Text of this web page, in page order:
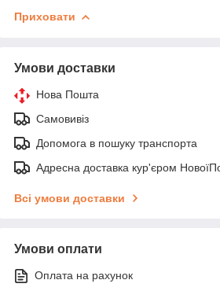
Приховати
Умови доставки
Нова Пошта
Самовивіз
Допомога в пошуку транспорта
Адресна доставка кур'єром
Всі умови доставки
Умови оплати
Оплата на рахунок